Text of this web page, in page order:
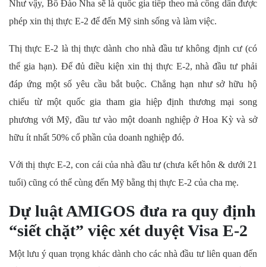
Như vậy, Bồ Đào Nha sẽ là quốc gia tiếp theo mà công dân được
phép xin thị thực E-2 để đến Mỹ sinh sống và làm việc.
Thị thực E-2 là thị thực dành cho nhà đầu tư không định cư (có
thể gia hạn). Để đủ điều kiện xin thị thực E-2, nhà đầu tư phải
đáp ứng một số yêu cầu bắt buộc. Chẳng hạn như sở hữu hộ
chiếu từ một quốc gia tham gia hiệp định thương mại song
phương với Mỹ, đầu tư vào một doanh nghiệp ở Hoa Kỳ và sở
hữu ít nhất 50% cổ phần của doanh nghiệp đó.
Với thị thực E-2, con cái của nhà đầu tư (chưa kết hôn & dưới 21
tuổi) cũng có thể cùng đến Mỹ bằng thị thực E-2 của cha mẹ.
Dự luật AMIGOS đưa ra quy định
“siết chặt” việc xét duyệt Visa E-2
Một lưu ý quan trọng khác dành cho các nhà đầu tư liên quan đến